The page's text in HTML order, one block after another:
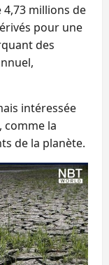
4,73 millions de
pour une
des
intéressée
comme la
de la planète.